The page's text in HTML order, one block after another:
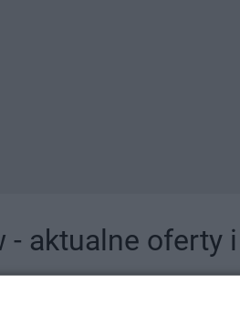
aktualne oferty
sieci oraz duże, znane super- i